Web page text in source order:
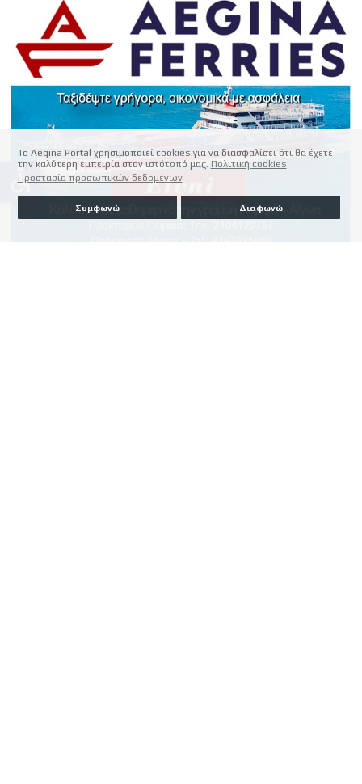
Το Aegina Portal χρησιμοποιεί cookies για να διασφαλίσει ότι θα έχετε
την καλύτερη εμπειρία στον ιστότοπό μας. Πολιτική cookies
Προστασία προσωπικών δεδομένων
Συμφωνώ Διαφωνώ
accessible